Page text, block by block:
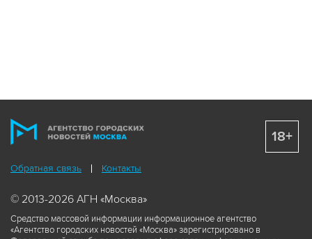
Обратная связь Контакты
© 2013-2026 АГН «Москва»
Средство массовой информации информационное агентство
«Агентство городских новостей «Москва» зарегистрировано в
18+